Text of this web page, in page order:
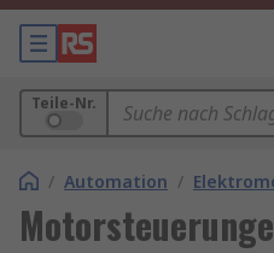
Teile-Nr.
/ Automation /